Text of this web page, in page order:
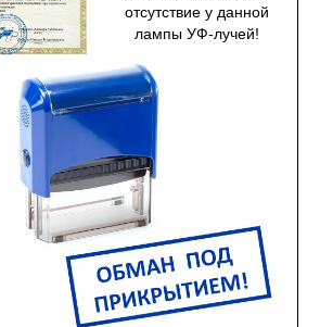
отсутствие у данной
лампы УФ-лучей!